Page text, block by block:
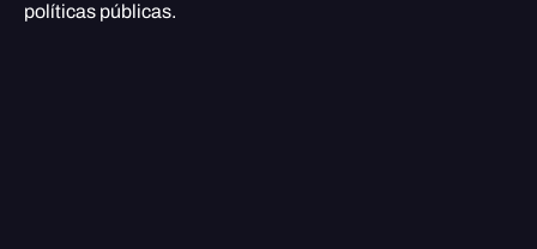
políticas públicas.